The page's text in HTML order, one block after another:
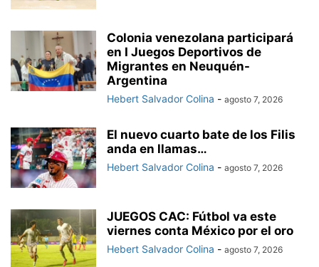
Colonia venezolana participará
en I Juegos Deportivos de
Migrantes en Neuquén-
Argentina
Hebert Salvador Colina - agosto 7, 2026
El nuevo cuarto bate de los Filis
anda en llamas…
Hebert Salvador Colina - agosto 7, 2026
JUEGOS CAC: Fútbol va este
viernes conta México por el oro
Hebert Salvador Colina - agosto 7, 2026